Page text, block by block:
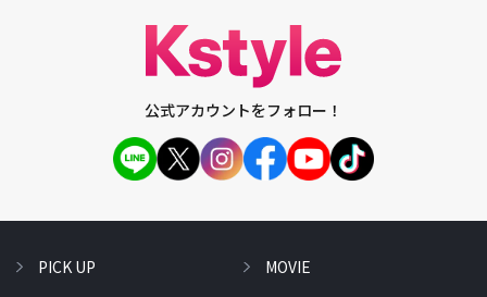
公式アカウントをフォロー！
PICK UP MOVIE